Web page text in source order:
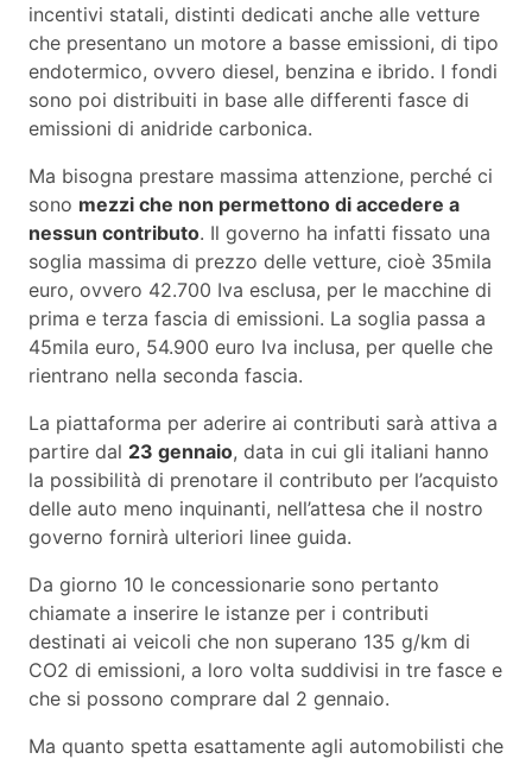
incentivi statali, distinti dedicati anche alle vetture
che presentano un motore a basse emissioni, di tipo
endotermico, ovvero diesel, benzina e ibrido. I fondi
sono poi distribuiti in base alle differenti fasce di
emissioni di anidride carbonica.
Ma bisogna prestare massima attenzione, perché ci
sono mezzi che non permettono di accedere a
nessun contributo. Il governo ha infatti fissato una
soglia massima di prezzo delle vetture, cioè 35mila
euro, ovvero 42.700 Iva esclusa, per le macchine di
prima e terza fascia di emissioni. La soglia passa a
45mila euro, 54.900 euro Iva inclusa, per quelle che
rientrano nella seconda fascia.
La piattaforma per aderire ai contributi sarà attiva a
partire dal 23 gennaio, data in cui gli italiani hanno
la possibilità di prenotare il contributo per l’acquisto
delle auto meno inquinanti, nell’attesa che il nostro
governo fornirà ulteriori linee guida.
Da giorno 10 le concessionarie sono pertanto
chiamate a inserire le istanze per i contributi
destinati ai veicoli che non superano 135 g/km di
CO2 di emissioni, a loro volta suddivisi in tre fasce e
che si possono comprare dal 2 gennaio.
Ma quanto spetta esattamente agli automobilisti che